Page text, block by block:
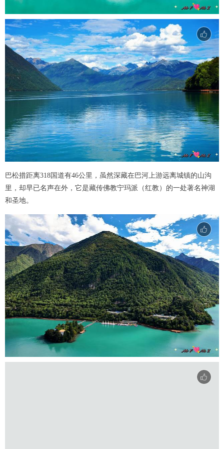
巴松措距离318国道有46公里，虽然深藏在巴河上游远离城镇的山沟
里，却早已名声在外，它是藏传佛教宁玛派（红教）的一处著名神湖
和圣地。